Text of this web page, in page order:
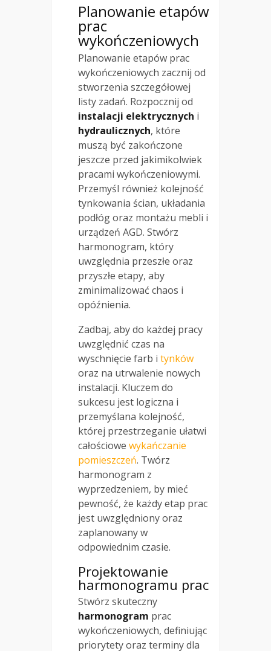
Planowanie etapów
prac
wykończeniowych
Planowanie etapów prac
wykończeniowych zacznij od
stworzenia szczegółowej
listy zadań. Rozpocznij od
instalacji elektrycznych i
hydraulicznych, które
muszą być zakończone
jeszcze przed jakimikolwiek
pracami wykończeniowymi.
Przemyśl również kolejność
tynkowania ścian, układania
podłóg oraz montażu mebli i
urządzeń AGD. Stwórz
harmonogram, który
uwzględnia przeszłe oraz
przyszłe etapy, aby
zminimalizować chaos i
opóźnienia.
Zadbaj, aby do każdej pracy
uwzględnić czas na
wyschnięcie farb i tynków
oraz na utrwalenie nowych
instalacji. Kluczem do
sukcesu jest logiczna i
przemyślana kolejność,
której przestrzeganie ułatwi
całościowe wykańczanie
pomieszczeń. Twórz
harmonogram z
wyprzedzeniem, by mieć
pewność, że każdy etap prac
jest uwzględniony oraz
zaplanowany w
odpowiednim czasie.
Projektowanie
harmonogramu prac
Stwórz skuteczny
harmonogram prac
wykończeniowych, definiując
priorytety oraz terminy dla